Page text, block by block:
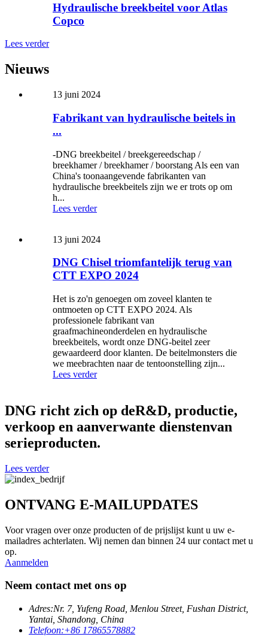
Hydraulische breekbeitel voor Atlas
Copco
Lees verder
Nieuws
13 juni 2024
Fabrikant van hydraulische beitels in
...
-DNG breekbeitel / breekgereedschap /
breekhamer / breekhamer / boorstang Als een van
China's toonaangevende fabrikanten van
hydraulische breekbeitels zijn we er trots op om
h...
Lees verder
13 juni 2024
DNG Chisel triomfantelijk terug van
CTT EXPO 2024
Het is zo'n genoegen om zoveel klanten te
ontmoeten op CTT EXPO 2024. Als
professionele fabrikant van
graafmachineonderdelen en hydraulische
breekbeitels, wordt onze DNG-beitel zeer
gewaardeerd door klanten. De beitelmonsters die
we meebrachten naar de tentoonstelling zijn...
Lees verder
DNG richt zich op deR&D, productie,
verkoop en aanverwante dienstenvan
serieproducten.
Lees verder
ONTVANG E-MAILUPDATES
Voor vragen over onze producten of de prijslijst kunt u uw e-
mailadres achterlaten. Wij nemen dan binnen 24 uur contact met u
op.
Aanmelden
Neem contact met ons op
Adres:Nr. 7, Yufeng Road, Menlou Street, Fushan District,
Yantai, Shandong, China
Telefoon:+86 17865578882